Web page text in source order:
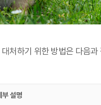
처하기 위한 방법은 다음과
부 설명